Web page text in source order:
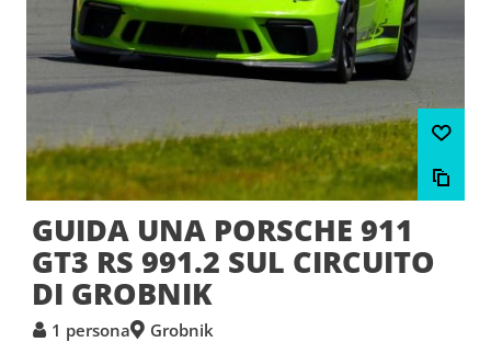
GUIDA UNA PORSCHE 911
GT3 RS 991.2 SUL CIRCUITO
DI GROBNIK
1 persona Grobnik